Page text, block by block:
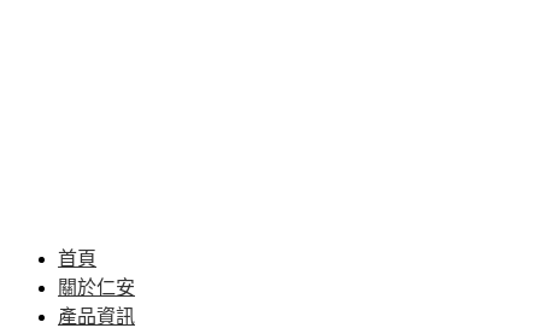
首頁
關於仁安
產品資訊